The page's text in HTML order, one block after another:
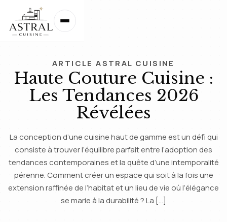
ARTICLE ASTRAL CUISINE
Haute Couture Cuisine :
Les Tendances 2026
Révélées
La conception d’une cuisine haut de gamme est un défi qui
consiste à trouver l’équilibre parfait entre l’adoption des
tendances contemporaines et la quête d’une intemporalité
pérenne. Comment créer un espace qui soit à la fois une
extension raffinée de l’habitat et un lieu de vie où l’élégance
se marie à la durabilité ? La […]